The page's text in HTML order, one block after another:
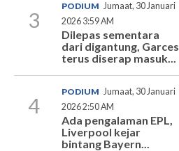
3
PODIUM Jumaat, 30 Januari
2026 3:59 AM
Dilepas sementara
dari digantung, Garces
terus diserap masuk...
4
PODIUM Jumaat, 30 Januari
2026 2:50 AM
Ada pengalaman EPL,
Liverpool kejar
bintang Bayern...